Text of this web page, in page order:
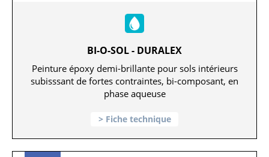
BI-O-SOL - DURALEX
Peinture époxy demi-brillante pour sols intérieurs
subisssant de fortes contraintes, bi-composant, en
phase aqueuse
Fiche technique